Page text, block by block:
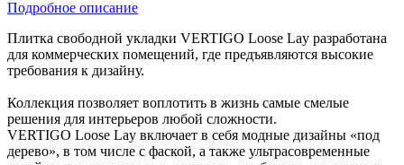
Подробное описание
Плитка свободной укладки VERTIGO Loose Lay разработана
для коммерческих помещений, где предъявляются высокие
требования к дизайну.
Коллекция позволяет воплотить в жизнь самые смелые
решения для интерьеров любой сложности.
VERTIGO Loose Lay включает в себя модные дизайны «под
дерево», в том числе с фаской, а также ультрасовременные